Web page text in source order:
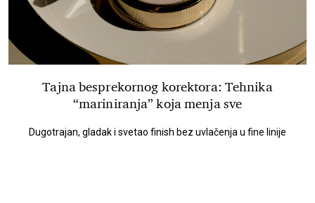
Tajna besprekornog korektora: Tehnika
“mariniranja” koja menja sve
Dugotrajan, gladak i svetao finish bez uvlačenja u fine linije